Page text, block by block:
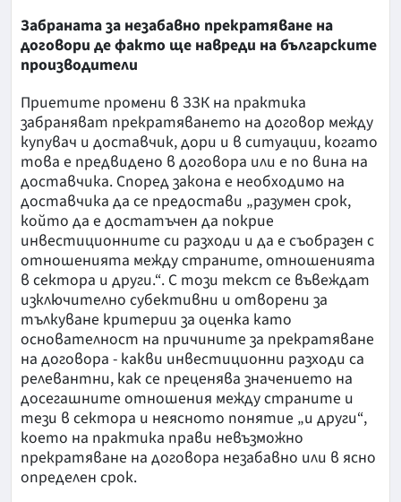
Забраната за незабавно прекратяване на
договори де факто ще навреди на българските
производители
Приетите промени в ЗЗК на практика
забраняват прекратяването на договор между
купувач и доставчик, дори и в ситуации, когато
това е предвидено в договора или е по вина на
доставчика. Според закона е необходимо на
доставчика да се предостави „разумен срок,
който да е достатъчен да покрие
инвестиционните си разходи и да е съобразен с
отношенията между страните, отношенията
в сектора и други.“. С този текст се въвеждат
изключително субективни и отворени за
тълкуване критерии за оценка като
основателност на причините за прекратяване
на договора - какви инвестиционни разходи са
релевантни, как се преценява значението на
досегашните отношения между страните и
тези в сектора и неясното понятие „и други“,
което на практика прави невъзможно
прекратяване на договора незабавно или в ясно
определен срок.